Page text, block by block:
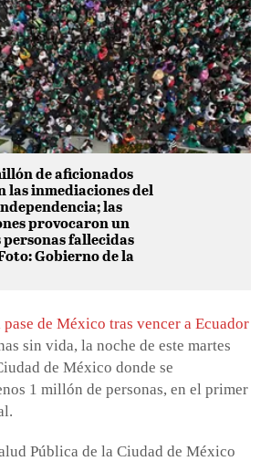
de aficionados
inmediaciones del
las
provocaron un
personas fallecidas
Gobierno de la
de México tras vencer a Ecuador
sin vida, la noche de este martes
de México donde se
1 millón de personas, en el primer
Pública de la Ciudad de México